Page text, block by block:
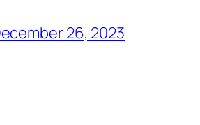
26, 2023